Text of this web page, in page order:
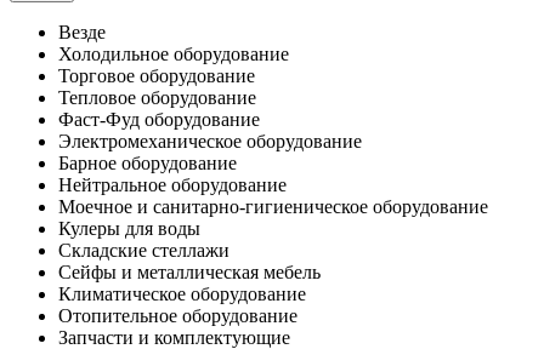
Везде
Холодильное оборудование
Торговое оборудование
Тепловое оборудование
Фаст-Фуд оборудование
Электромеханическое оборудование
Барное оборудование
Нейтральное оборудование
Моечное и санитарно-гигиеническое оборудование
Кулеры для воды
Складские стеллажи
Сейфы и металлическая мебель
Климатическое оборудование
Отопительное оборудование
Запчасти и комплектующие